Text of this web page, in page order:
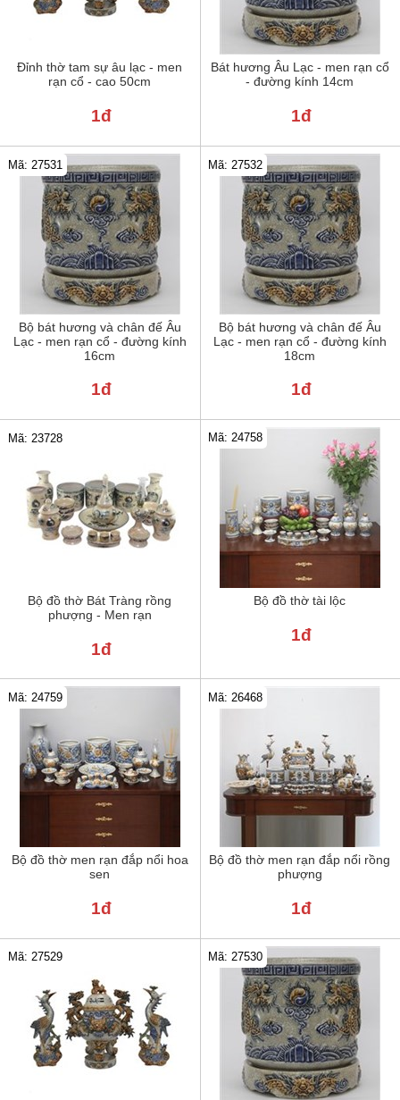
Đỉnh thờ tam sự âu lạc - men
rạn cổ - cao 50cm
1đ
Bát hương Âu Lạc - men rạn cổ
- đường kính 14cm
1đ
Bộ bát hương và chân đế Âu
Lạc - men rạn cổ - đường kính
16cm
Mã: 27531
1đ
Bộ bát hương và chân đế Âu
Lạc - men rạn cổ - đường kính
18cm
Mã: 27532
1đ
Bộ đồ thờ Bát Tràng rồng
phượng - Men rạn
Mã: 23728
1đ
Bộ đồ thờ tài lộc
Mã: 24758
1đ
Bộ đồ thờ men rạn đắp nổi hoa
sen
Mã: 24759
1đ
Bộ đồ thờ men rạn đắp nổi rồng
phượng
Mã: 26468
1đ
Mã: 27529 Mã: 27530